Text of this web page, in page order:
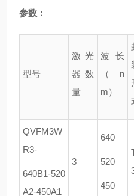
参数：
型号
激光
器数
量
波长
（n
m）
QVFM3W
R3-
640B1-520
A2-450A1
3
640
520
450